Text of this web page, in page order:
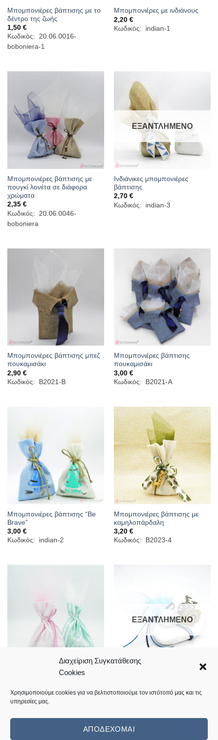
Διαχείριση Συγκατάθεσης
Cookies
Χρησιμοποιούμε cookies για να βελτιστοποιούμε τον ιστότοπό μας και τις
υπηρεσίες μας.
ΑΠΟΔΈΧΟΜΑΙ
Μπομπονιέρες βάπτισης με το
δέντρο της ζωής
1,50 €
Κωδικός: 20.06.0016-
boboniera-1
Μπομπονιέρες με ινδιάνους
2,20 €
Κωδικός: indian-1
Μπομπονιέρες βάπτισης με
πουγκί λονέτα σε διάφορα
χρώματα
2,35 €
Κωδικός: 20.06.0046-
boboniera
ΕΞΑΝΤΛΗΜΈΝΟ
Ινδιάνικες μπομπονιέρες
βάπτισης
2,70 €
Κωδικός: indian-3
Μπομπονιέρες βάπτισης μπεζ
πουκαμισάκι
2,90 €
Κωδικός: B2021-B
Μπομπονιέρες βάπτισης
πουκαμισάκι
3,00 €
Κωδικός: B2021-A
Μπομπονιέρες βάπτισης “Be
Brave”
3,00 €
Κωδικός: indian-2
Μπομπονιέρες βάπτισης με
καμηλοπάρδαλη
3,20 €
Κωδικός: B2023-4
Μπομπονιέρες βάπτισης με
3,30€
Κωδικός: B2023-2
ΕΞΑΝΤΛΗΜΈΝΟ
3,90€